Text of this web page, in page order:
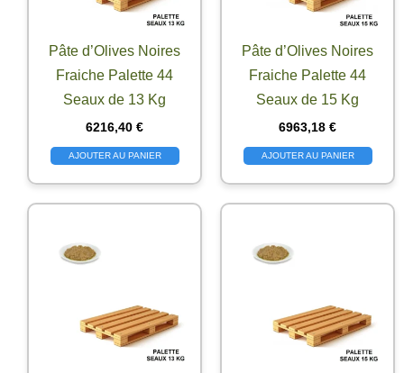
Pâte d’Olives Noires
Fraiche Palette 44
Seaux de 13 Kg
6216,40 €
AJOUTER AU PANIER
Pâte d’Olives Noires
Fraiche Palette 44
Seaux de 15 Kg
6963,18 €
AJOUTER AU PANIER